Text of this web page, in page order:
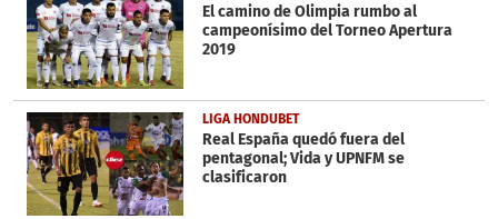
El camino de Olimpia rumbo al
campeonísimo del Torneo Apertura
2019
LIGA HONDUBET
Real España quedó fuera del
pentagonal; Vida y UPNFM se
clasificaron